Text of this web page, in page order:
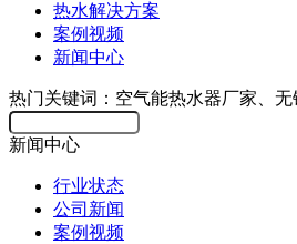
热水解决方案
案例视频
新闻中心
热门关键词：空气能热水器厂家、
新闻中心
行业状态
公司新闻
案例视频